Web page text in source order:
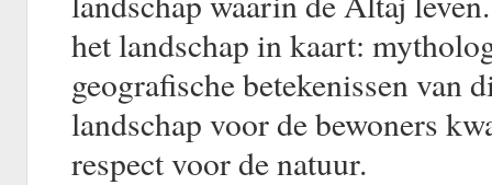
het landschap in kaart:
geografische betekenissen van
landschap voor de bewoners
respect voor de natuur.